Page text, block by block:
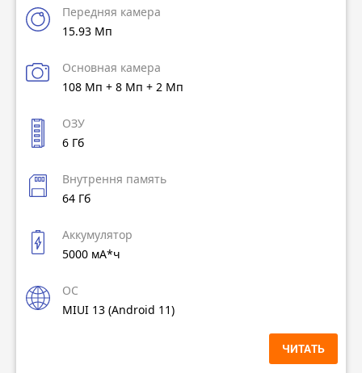
🔸 Xiaomi 12T Pro 8|128GB (6.67″, 2712×1220, 120
Гц, Snapdragon 8+ Gen1, 200+8+2MP и 20MP,
продавца $3 от $289 (взять можно под ценой на
странице товара)
Передняя камера
15.93 Мп
Основная камера
108 Мп + 8 Мп + 2 Мп
ОЗУ
6 Гб
Внутрення память
64 Гб
Аккумулятор
5000 мА*ч
ОС
MIUI 13 (Android 11)
ЧИТАТЬ